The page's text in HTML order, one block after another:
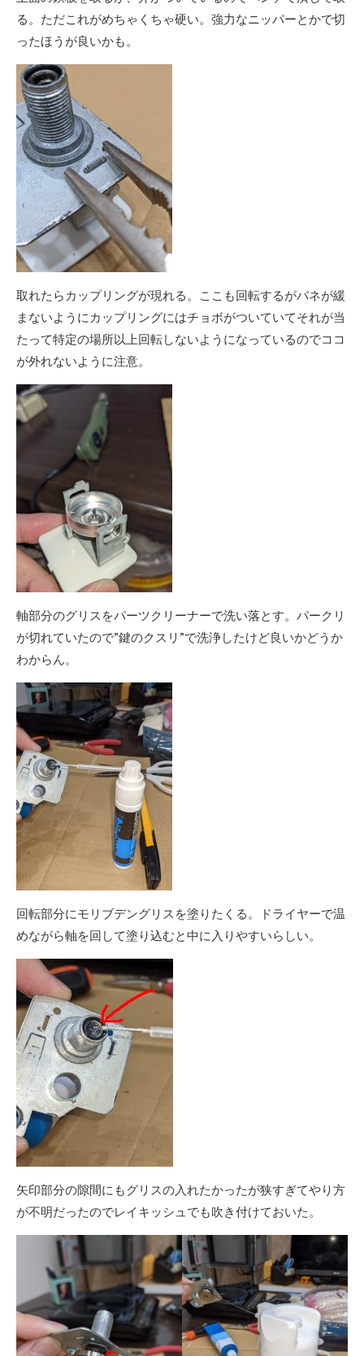
る。ただこれがめちゃくちゃ硬い。強力なニッパーとかで切
ったほうが良いかも。
取れたらカップリングが現れる。ここも回転するがバネが緩
まないようにカップリングにはチョボがついていてそれが当
たって特定の場所以上回転しないようになっているのでココ
が外れないように注意。
軸部分のグリスをパーツクリーナーで洗い落とす。パークリ
が切れていたので”鍵のクスリ”で洗浄したけど良いかどうか
わからん。
回転部分にモリブデングリスを塗りたくる。ドライヤーで温
めながら軸を回して塗り込むと中に入りやすいらしい。
矢印部分の隙間にもグリスの入れたかったが狭すぎてやり方
が不明だったのでレイキッシュでも吹き付けておいた。